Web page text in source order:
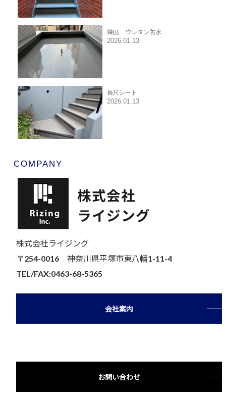
鎌田 ウレタン防水
2026.01.13
長尺シート
2026.01.13
COMPANY
株式会社ライジング
〒254-0016 神奈川県平塚市東八幡1-11-4
TEL/FAX:0463-68-5365
会社案内
お問い合わせ